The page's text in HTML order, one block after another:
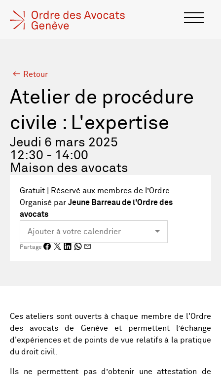
Retour
Atelier de procédure
civile : L'expertise
Jeudi 6 mars 2025
12:30 - 14:00
Maison des avocats
Gratuit | Réservé aux membres de l’Ordre
Organisé par Jeune Barreau de l'Ordre des
avocats
Partage
Ces ateliers sont ouverts à chaque membre de l'Ordre
des avocats de Genève et permettent l’échange
d'expériences et de points de vue relatifs à la pratique
du droit civil.
Ils ne permettent pas d’obtenir une attestation de